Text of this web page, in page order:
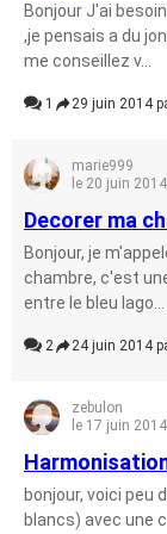
Bonjour J'ai
,je pensais a du
me conseillez v...
1 29 juin 2014
marie999
le 20 juin 2014
Decorer ma
Bonjour, je
chambre, c'est
entre le bleu lago...
2 24 juin 2014
zebulon
le 17 juin 2014
bonjour, voici peu
blancs) avec une